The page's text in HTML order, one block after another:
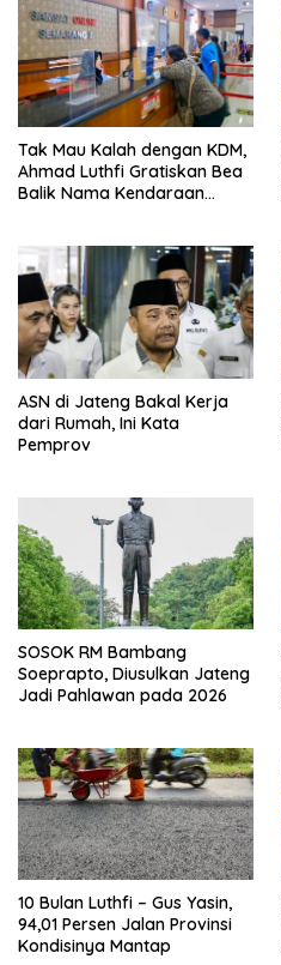
Tak Mau Kalah dengan KDM,
Ahmad Luthfi Gratiskan Bea
Balik Nama Kendaraan
ASN di Jateng Bakal Kerja
dari Rumah, Ini Kata
Pemprov
SOSOK RM Bambang
Soeprapto, Diusulkan Jateng
Jadi Pahlawan pada 2026
10 Bulan Luthfi – Gus Yasin,
94,01 Persen Jalan Provinsi
Kondisinya Mantap